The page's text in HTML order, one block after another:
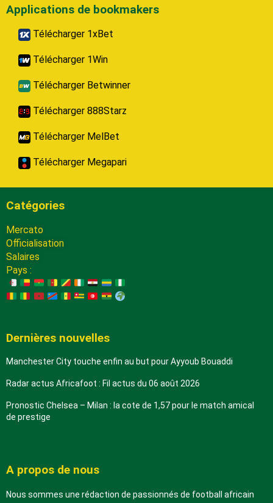
Applications de bookmakers
Télécharger 1xBet
Télécharger 1Win
Télécharger Betwinner
Télécharger 888Starz
Télécharger MelBet
Télécharger Megapari
Catégories
Mercato
Officialisation
Salaires
Pays :
Dernières nouvelles
Manchester City touche enfin au but pour Ayyoub Bouaddi
Radar actus Africafoot : Fil actus du 06 août 2026
Pronostic Chelsea – Milan : la cote de 1,57 pour le match amical
de prestige
A propos de nous
Nous sommes une rédaction de passionnés de football africain